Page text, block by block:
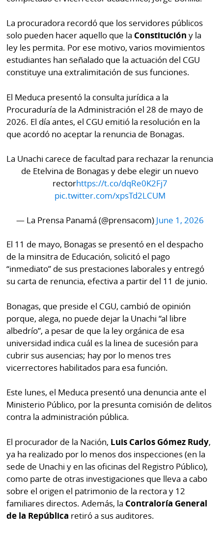
La procuradora recordó que los servidores públicos
solo pueden hacer aquello que la Constitución y la
ley les permita. Por ese motivo, varios movimientos
estudiantes han señalado que la actuación del CGU
constituye una extralimitación de sus funciones.
El Meduca presentó la consulta jurídica a la
Procuraduría de la Administración el 28 de mayo de
2026. El día antes, el CGU emitió la resolución en la
que acordó no aceptar la renuncia de Bonagas.
La Unachi carece de facultad para rechazar la renuncia
de Etelvina de Bonagas y debe elegir un nuevo
rectorhttps://t.co/dqRe0K2Fj7
pic.twitter.com/xpsTd2LCUM
— La Prensa Panamá (@prensacom) June 1, 2026
El 11 de mayo, Bonagas se presentó en el despacho
de la minsitra de Educación, solicitó el pago
“inmediato” de sus prestaciones laborales y entregó
su carta de renuncia, efectiva a partir del 11 de junio.
Bonagas, que preside el CGU, cambió de opinión
porque, alega, no puede dejar la Unachi “al libre
albedrío”, a pesar de que la ley orgánica de esa
universidad indica cuál es la linea de sucesión para
cubrir sus ausencias; hay por lo menos tres
vicerrectores habilitados para esa función.
Este lunes, el Meduca presentó una denuncia ante el
Ministerio Público, por la presunta comisión de delitos
contra la administración pública.
El procurador de la Nación, Luis Carlos Gómez Rudy,
ya ha realizado por lo menos dos inspecciones (en la
sede de Unachi y en las oficinas del Registro Público),
como parte de otras investigaciones que lleva a cabo
sobre el origen el patrimonio de la rectora y 12
familiares directos. Además, la Contraloría General
de la República retiró a sus auditores.